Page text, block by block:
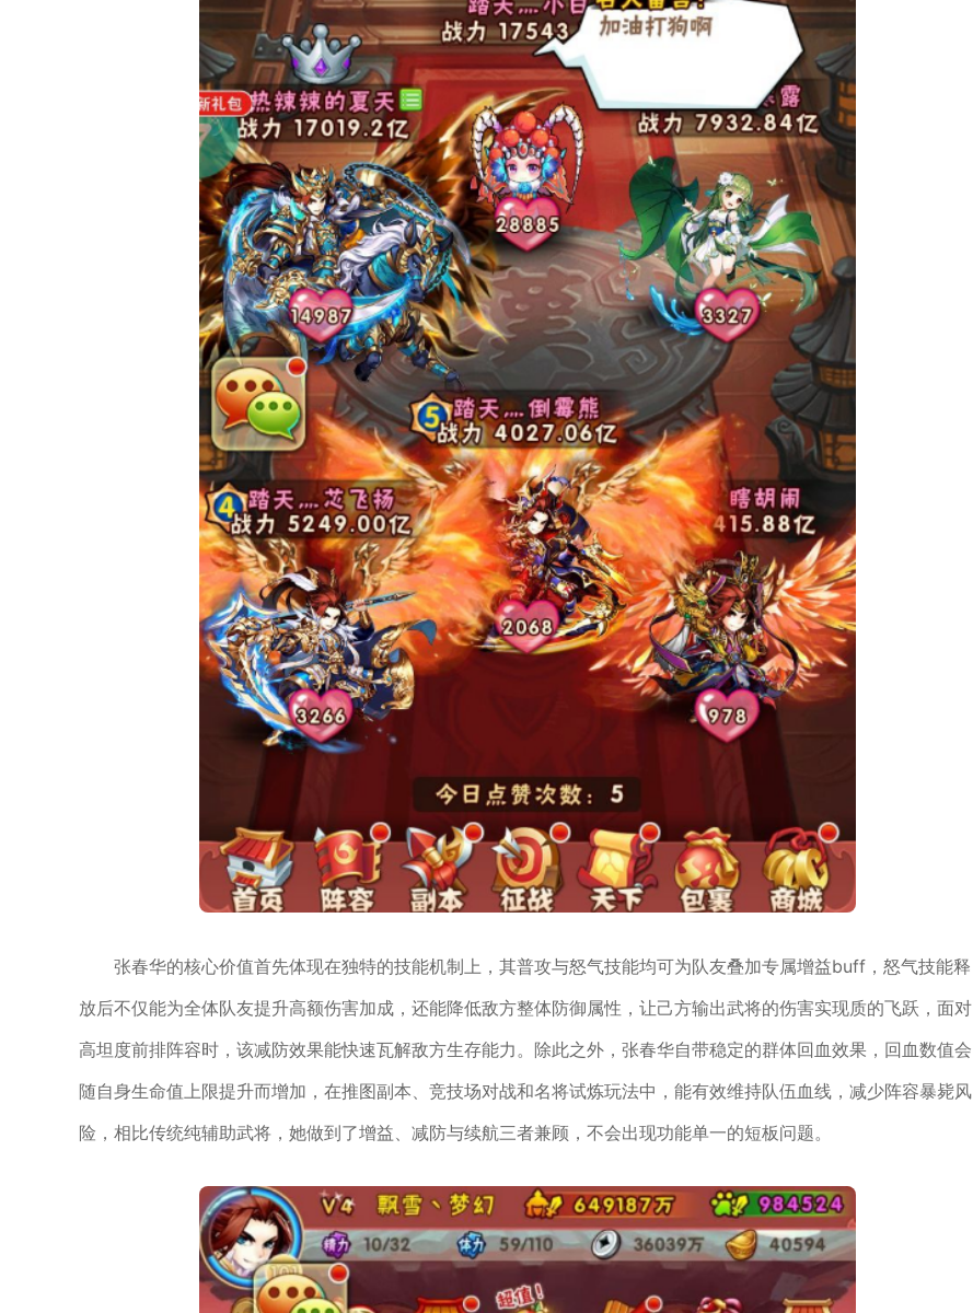
张春华的核心价值首先体现在独特的技能机制上，其普攻与怒气技能均可为队友叠加专属增益buff，怒气技能释
放后不仅能为全体队友提升高额伤害加成，还能降低敌方整体防御属性，让己方输出武将的伤害实现质的飞跃，面对
高坦度前排阵容时，该减防效果能快速瓦解敌方生存能力。除此之外，张春华自带稳定的群体回血效果，回血数值会
随自身生命值上限提升而增加，在推图副本、竞技场对战和名将试炼玩法中，能有效维持队伍血线，减少阵容暴毙风
险，相比传统纯辅助武将，她做到了增益、减防与续航三者兼顾，不会出现功能单一的短板问题。